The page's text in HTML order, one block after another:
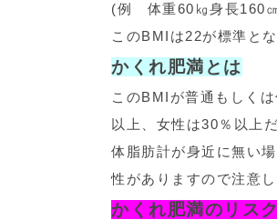
(例 体重60㎏身長160
このBMIは22が標準と
かくれ肥満とは
このBMIが普通もしく
以上、女性は30％以上
体脂肪計が身近に無い
性がありますので注意し
かくれ肥満のリスク